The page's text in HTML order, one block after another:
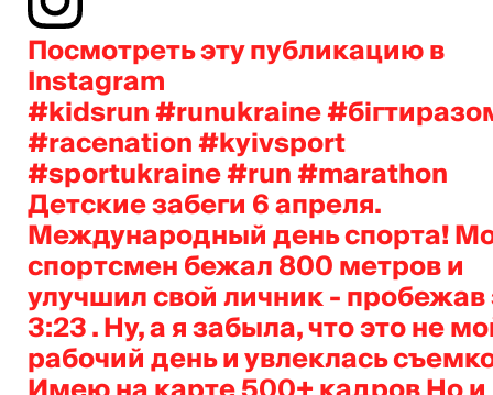
Посмотреть эту публикацию в
Instagram
#kidsrun #runukraine
#racenation #kyivsport
#sportukraine #run #marathon
Детские забеги 6 апреля.
Международный день спорта!
спортсмен бежал 800 метров и
улучшил свой личник - пробежав
3:23 . Ну, а я забыла, что это не
рабочий день и увлеклась